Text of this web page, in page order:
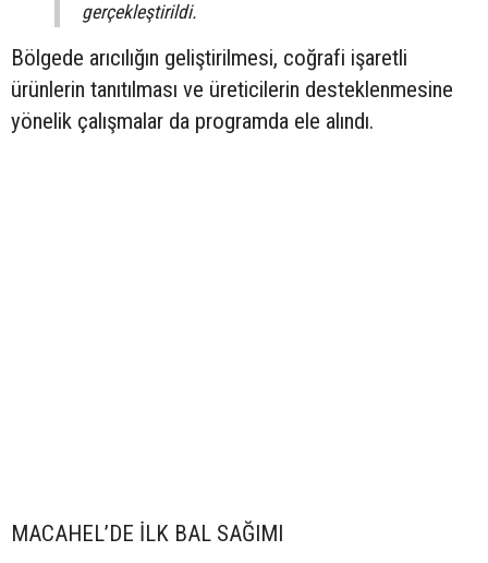
gerçekleştirildi.
Bölgede arıcılığın geliştirilmesi, coğrafi işaretli
ürünlerin tanıtılması ve üreticilerin desteklenmesine
yönelik çalışmalar da programda ele alındı.
MACAHEL’DE İLK BAL SAĞIMI